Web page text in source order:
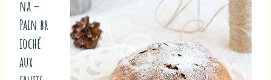
na –
Pain br
ioché
aux